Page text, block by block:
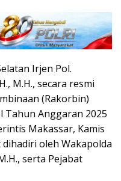
Irjen Pol.
M.H., secara resmi
(Rakorbin)
Tahun Anggaran 2025
Makassar, Kamis
oleh Wakapolda
serta Pejabat